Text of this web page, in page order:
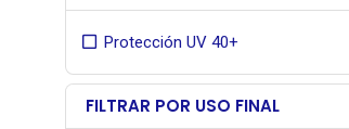
Protección UV 40+
FILTRAR POR USO FINAL